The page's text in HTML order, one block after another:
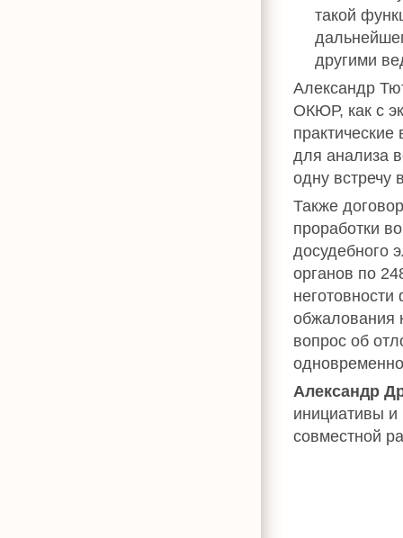
такой
другими
Александр
ОКЮР, как с
для анализа
одну встречу
Также
проработки
досудебного
органов по
обжалования
вопрос об
Александр
инициативы и
совместной